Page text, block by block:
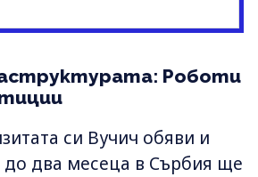
Роботи
си Вучич обяви и
до два месеца в Сърбия ще